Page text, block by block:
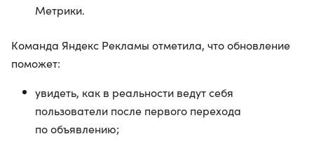
Метрики.
Команда Яндекс Рекламы отметила, что обновление
поможет:
увидеть, как в реальности ведут себя
пользователи после первого перехода
по объявлению;